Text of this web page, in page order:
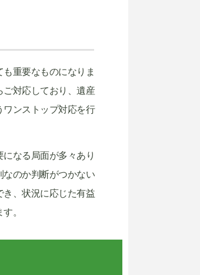
重要なものになりま
対応しており、遺産
ンストップ対応を行
なる局面が多々あり
なのか判断がつかない
、状況に応じた有益
。